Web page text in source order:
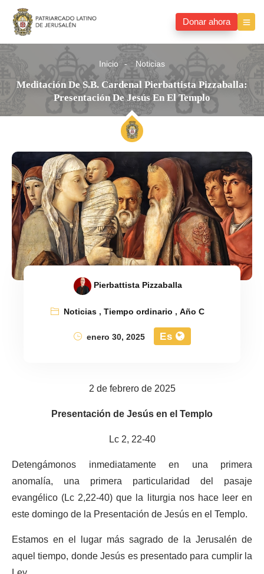
Donar ahora
Inicio Noticias
Meditación De S.B. Cardenal Pierbattista Pizzaballa:
Presentación De Jesús En El Templo
Pierbattista Pizzaballa
Noticias,Tiempo ordinario ,Año C
enero 30, 2025
Es
2 de febrero de 2025
Presentación de Jesús en el Templo
Lc 2, 22-40
Detengámonos inmediatamente en una primera
anomalía, una primera particularidad del pasaje
evangélico (Lc 2,22-40) que la liturgia nos hace leer en
este domingo de la Presentación de Jesús en el Templo.
Estamos en el lugar más sagrado de la Jerusalén de
aquel tiempo, donde Jesús es presentado para cumplir la